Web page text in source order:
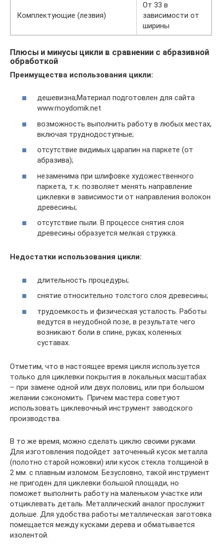
Комплектующие (лезвия)
От 33 в
зависимости от
ширины
Плюсы и минусы цикли в сравнении с абразивной
обработкой
Преимущества использования цикли:
дешевизна;Материал подготовлен для сайта
www.moydomik.net
возможность выполнить работу в любых местах,
включая труднодоступные;
отсутствие видимых царапин на паркете (от
абразива);
незаменима при шлифовке художественного
паркета, т.к. позволяет менять направление
циклевки в зависимости от направления волокон
древесины;
отсутствие пыли. В процессе снятия слоя
древесины образуется мелкая стружка.
Недостатки использования цикли:
длительность процедуры;
снятие относительно толстого слоя древесины;
трудоемкость и физическая усталость. Работы
ведутся в неудобной позе, в результате чего
возникают боли в спине, руках, коленных
суставах.
Отметим, что в настоящее время цикля используется
только для циклевки покрытия в локальных масштабах
– при замене одной или двух половиц, или при большом
желании сэкономить. Причем мастера советуют
использовать циклевочный инструмент заводского
производства.
В то же время, можно сделать циклю своими руками.
Для изготовления подойдет заточенный кусок металла
(полотно старой ножовки) или кусок стекла толщиной в
2 мм. с плавным изломом. Безусловно, такой инструмент
не пригоден для циклевки большой площади, но
поможет выполнить работу на маленьком участке или
отциклевать деталь. Металлический аналог прослужит
дольше. Для удобства работы металлическая заготовка
помещается между кусками дерева и обматывается
изолентой.